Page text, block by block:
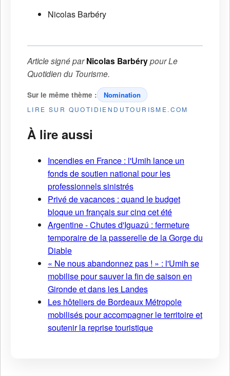
Nicolas Barbéry
Article signé parNicolas BarbérypourLe
Quotidien du Tourisme.
Sur le même thème : Nomination
LIRE SUR QUOTIDIENDUTOURISME.COM
À lire aussi
Incendies en France : l'Umih lance un
fonds de soutien national pour les
professionnels sinistrés
Privé de vacances : quand le budget
bloque un français sur cinq cet été
Argentine - Chutes d'Iguazú : fermeture
temporaire de la passerelle de la Gorge du
Diable
« Ne nous abandonnez pas ! » : l'Umih se
mobilise pour sauver la fin de saison en
Gironde et dans les Landes
Les hôteliers de Bordeaux Métropole
mobilisés pour accompagner le territoire et
soutenir la reprise touristique